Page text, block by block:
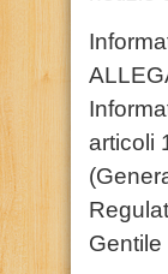
articoli